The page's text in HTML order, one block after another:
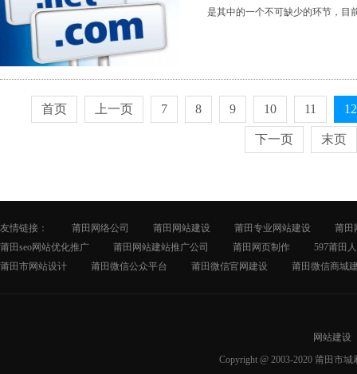
是其中的一个不可缺少的环节，目
首页 上一页 7 8 9 10 11 12
下一页 末页
友情链接： 莆田网络公司 莆田网站建设 莆田专业网站建设
莆田
莆田seo网站优化推广
莆田网站建站推广公司 莆田网页制作
597莆田
莆田市网站设计
莆田微信公众平台 莆田微信官网建设 莆田微信商城
网站建设
Copyright @ 2003-2020 莆田市